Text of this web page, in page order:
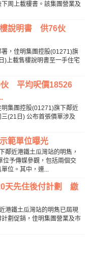
周上載樓書。該集團營業及
樓說明書 供76伙
，佳明集團控股(01271)旗
)上載售樓說明書至一手住宅
伙 平均呎價18526
集團控股(01271)旗下鄰近
(21日) 公布首張價單涉及
範單位曝光
鄰近港鐵土瓜灣站的明雋，
位予傳媒參觀，包括兩個交
位。其中，連...
天先住後付計劃 繳
港鐵土瓜灣站的明雋已屆現
劃促銷，佳明集團營業及市